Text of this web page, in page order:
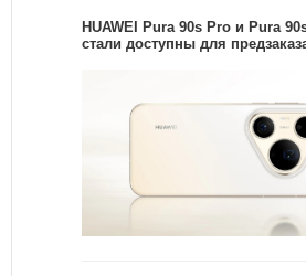
HUAWEI Pura 90s Pro и Pura
стали доступны для